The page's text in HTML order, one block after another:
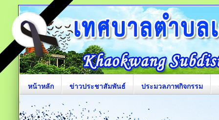
หน้าหลัก ข่าวประชาสัมพันธ์ ประมวลภาพกิจกรรม